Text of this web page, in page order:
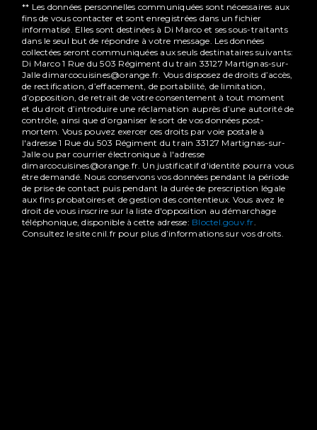
** Les données personnelles communiquées sont nécessaires aux
fins de vous contacter et sont enregistrées dans un fichier
informatisé. Elles sont destinées à Di Marco et ses sous-traitants
dans le seul but de répondre à votre message. Les données
collectées seront communiquées aux seuls destinataires suivants:
Di Marco 1 Rue du 503 Régiment du train 33127 Martignas-sur-
Jalle dimarcocuisines@orange.fr. Vous disposez de droits d’accès,
de rectification, d’effacement, de portabilité, de limitation,
d’opposition, de retrait de votre consentement à tout moment
et du droit d’introduire une réclamation auprès d’une autorité de
contrôle, ainsi que d’organiser le sort de vos données post-
mortem. Vous pouvez exercer ces droits par voie postale à
l'adresse 1 Rue du 503 Régiment du train 33127 Martignas-sur-
Jalle ou par courrier électronique à l'adresse
dimarcocuisines@orange.fr. Un justificatif d'identité pourra vous
être demandé. Nous conservons vos données pendant la période
de prise de contact puis pendant la durée de prescription légale
aux fins probatoires et de gestion des contentieux. Vous avez le
droit de vous inscrire sur la liste d'opposition au démarchage
téléphonique, disponible à cette adresse: Bloctel.gouv.fr
Consultez le site cnil.fr pour plus d’informations sur vos droits.